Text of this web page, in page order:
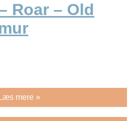
Roar – Old
Læs mere »